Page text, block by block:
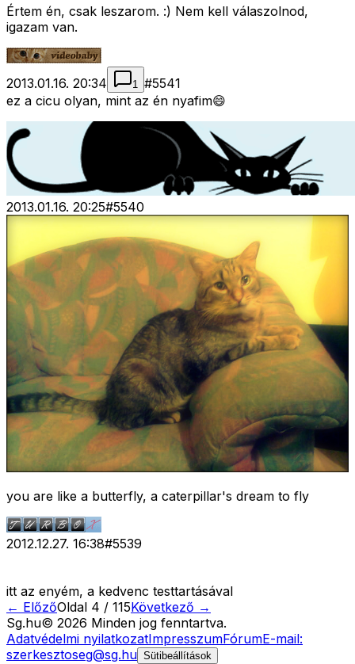
Értem én, csak leszarom. :) Nem kell válaszolnod,
igazam van.
2013.01.16. 20:34 1 #5541
ez a cicu olyan, mint az én nyafim😄
2013.01.16. 20:25#5540
you are like a butterfly, a caterpillar's dream to fly
2012.12.27. 16:38#5539
itt az enyém, a kedvenc testtartásával
← ElőzőOldal 4 / 115Következő →
Sg.hu© 2026 Minden jog fenntartva.
Adatvédelmi nyilatkozatImpresszumFórumE-mail:
szerkesztoseg@sg.hu Sütibeállítások